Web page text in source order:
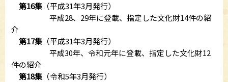
第16集 （平成31年3月発行）
平成28、29年に登載、指定した文化財14件の紹
介
第17集 （平成31年3月発行）
平成30年、令和元年に登載、指定した文化財12
件の紹介
第18集 （令和5年3月発行）